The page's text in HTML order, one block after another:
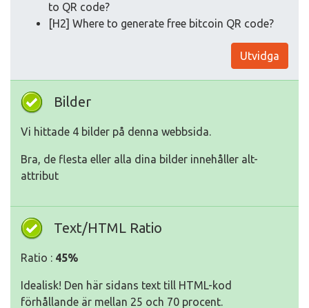
to QR code?
[H2] Where to generate free bitcoin QR code?
Utvidga
Bilder
Vi hittade 4 bilder på denna webbsida.
Bra, de flesta eller alla dina bilder innehåller alt-
attribut
Text/HTML Ratio
Ratio : 45%
Idealisk! Den här sidans text till HTML-kod
förhållande är mellan 25 och 70 procent.